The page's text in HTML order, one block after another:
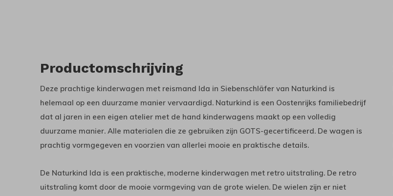
Productomschrijving
Deze prachtige kinderwagen met reismand Ida in Siebenschläfer van Naturkind is
helemaal op een duurzame manier vervaardigd. Naturkind is een Oostenrijks familiebedrijf
dat al jaren in een eigen atelier met de hand kinderwagens maakt op een volledig
duurzame manier. Alle materialen die ze gebruiken zijn GOTS-gecertificeerd. De wagen is
prachtig vormgegeven en voorzien van allerlei mooie en praktische details.
De Naturkind Ida is een praktische, moderne kinderwagen met retro uitstraling. De retro
uitstraling komt door de mooie vormgeving van de grote wielen. De wielen zijn er niet